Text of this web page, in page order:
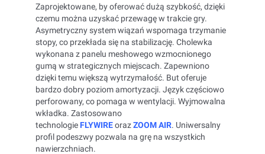
Zaprojektowane, by oferować dużą szybkość, dzięki
czemu można uzyskać przewagę w trakcie gry.
Asymetryczny system wiązań wspomaga trzymanie
stopy, co przekłada się na stabilizację. Cholewka
wykonana z panelu meshowego wzmocnionego
gumą w strategicznych miejscach. Zapewniono
dzięki temu większą wytrzymałość. But oferuje
bardzo dobry poziom amortyzacji. Język częściowo
perforowany, co pomaga w wentylacji. Wyjmowalna
wkładka. Zastosowano
technologie FLYWIREorazZOOM AIR. Uniwersalny
profil podeszwy pozwala na grę na wszystkich
nawierzchniach.